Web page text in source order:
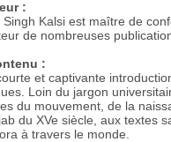
:
Singh Kalsi est maître de
de nombreuses
:
et captivante
Loin du jargon
du mouvement, de la
du XVe siècle, aux textes
à travers le monde.